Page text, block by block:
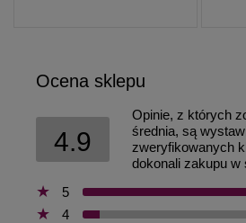
Ocena sklepu
4.9
Opinie, z których
średnia, są
zweryfikowanych
dokonali zakupu w
5
4